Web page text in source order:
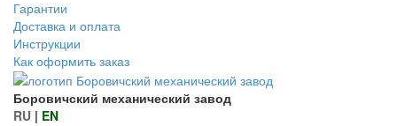
Гарантии
Доставка и оплата
Инструкции
Как оформить заказ
Боровичский механический завод
RU | EN